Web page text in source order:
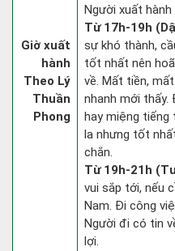
Giờ xuất
hành
Theo Lý
Thuần
Phong
Người xuất
Từ 17h-19h
sự khó thành,
tốt nhất nên
về. Mất tiền,
nhanh mới thấy.
hay miệng tiếng
la nhưng tốt
chắn.
Từ 19h-21h
vui sắp tới, nếu
Nam. Đi công
Người đi có tin
lợi.